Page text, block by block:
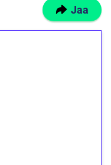
Jaa